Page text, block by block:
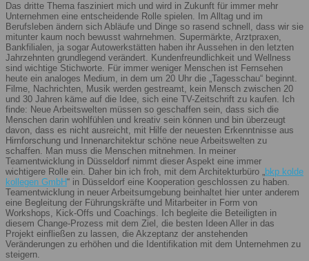
Das dritte Thema fasziniert mich und wird in Zukunft für immer mehr
Unternehmen eine entscheidende Rolle spielen. Im Alltag und im
Berufsleben ändern sich Abläufe und Dinge so rasend schnell, dass wir sie
mitunter kaum noch bewusst wahrnehmen. Supermärkte, Arztpraxen,
Bankfilialen, ja sogar Autowerkstätten haben ihr Aussehen in den letzten
Jahrzehnten grundlegend verändert. Kundenfreundlichkeit und Wellness
sind wichtige Stichworte. Für immer weniger Menschen ist Fernsehen
heute ein analoges Medium, in dem um 20 Uhr die „Tagesschau“ beginnt.
Filme, Nachrichten, Musik werden gestreamt, kein Mensch zwischen 20
und 30 Jahren käme auf die Idee, sich eine TV-Zeitschrift zu kaufen. Ich
finde: Neue Arbeitswelten müssen so geschaffen sein, dass sich die
Menschen darin wohlfühlen und kreativ sein können und bin überzeugt
davon, dass es nicht ausreicht, mit Hilfe der neuesten Erkenntnisse aus
Hirnforschung und Innenarchitektur schöne neue Arbeitswelten zu
schaffen. Man muss die Menschen mitnehmen. In meiner
Teamentwicklung in Düsseldorf nimmt dieser Aspekt eine immer
wichtigere Rolle ein. Daher bin ich froh, mit dem Architekturbüro „bkp kolde
kollegen GmbH“ in Düsseldorf eine Kooperation geschlossen zu haben.
Teamentwicklung in neuer Arbeitsumgebung beinhaltet hier unter anderem
eine Begleitung der Führungskräfte und Mitarbeiter in Form von
Workshops, Kick-Offs und Coachings. Ich begleite die Beteiligten in
diesem Change-Prozess mit dem Ziel, die besten Ideen Aller in das
Projekt einfließen zu lassen, die Akzeptanz der anstehenden
Veränderungen zu erhöhen und die Identifikation mit dem Unternehmen zu
steigern.